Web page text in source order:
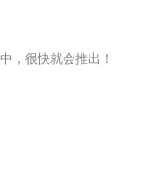
，很快就会推出！